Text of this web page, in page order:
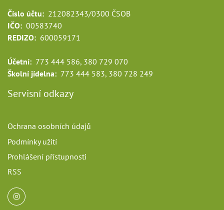
Číslo účtu: 212082343/0300 ČSOB
IČO: 00583740
REDIZO: 600059171
Účetní: 773 444 586, 380 729 070
Školní jídelna: 773 444 583, 380 728 249
Servisní odkazy
Ochrana osobních údajů
Podmínky užití
Prohlášení přístupnosti
RSS